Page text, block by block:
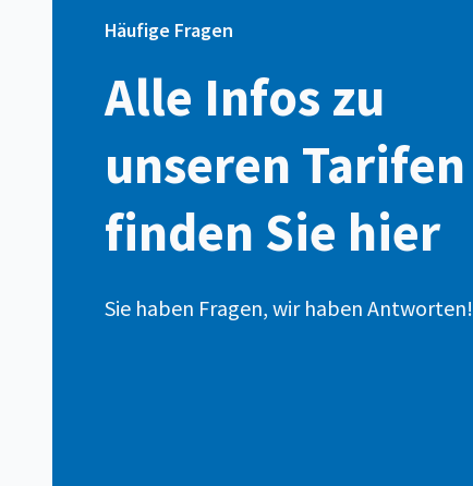
Häufige Fragen
Alle Infos zu
unseren Tarifen
finden Sie hier
Sie haben Fragen, wir haben Antworten!